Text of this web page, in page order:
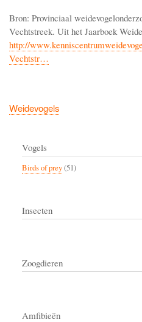
Bron: Provinciaal
Vechtstreek. Uit het Jaarboek
http://
Vechtstr…
Weidevogels
Vogels
Birds of prey(51)
Insecten
Zoogdieren
Amfibieën